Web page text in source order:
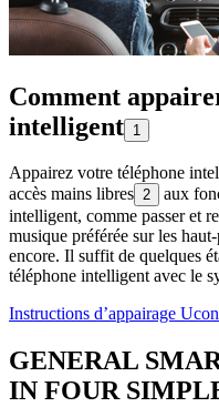
Comment
intelligent 1
Appairez votre téléphone
accès mains libres 2
aux
intelligent, comme passer et
musique préférée sur les
encore. Il suffit de quelques
téléphone intelligent avec le
Instructions d’appairage
GENERAL
IN FOUR